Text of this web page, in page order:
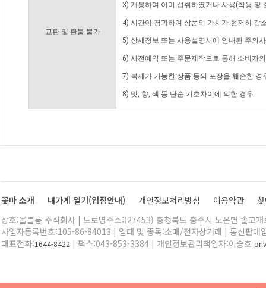
교환 및 환불 불가
3) 개봉하여 이미 섭취하였거나 사용(착용 및
4) 시간이 경과하여 상품의 가치가 현저히 감
5) 상세정보 또는 사용설명서에 안내된 주의
6) 사전예약 또는 주문제작으로 통해 소비자
7) 복제가 가능한 상품 등의 포장을 훼손한 경
8) 맛, 향, 색 등 단순 기호차이에 의한 경우
꽃마 소개 내가게 열기(입점안내) 개인정보처리방침 이용약관
상호:올블룸 주식회사 | 도로명주소:(27453) 충청북도 충주시 노은면 솔고
사업자등록번호:105-86-84013 | 업태 및 종목:소매/전자상거래 | 통신판매
대표전화:1644-8422 | 팩스:043-853-3384 | 개인정보관리책임자:이승호